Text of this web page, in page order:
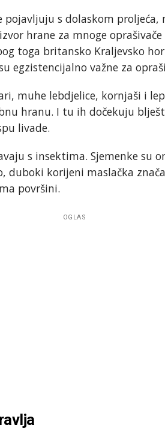
pojavljuju s dolaskom proljeća,
hrane za mnoge
toga britansko Kraljevsko
egzistencijalno važne za
muhe lebdjelice, kornjaši i
hranu. I tu ih dočekuju
livade.
s insektima. Sjemenke su
duboki korijeni maslačka
površini.
OGLAS